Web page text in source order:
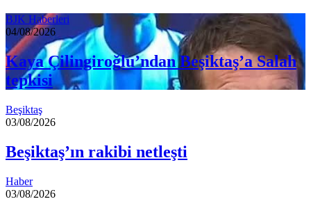
BJK Haberleri
04/08/2026
Kaya Çilingiroğlu’ndan Beşiktaş’a Salah
tepkisi
Beşiktaş
03/08/2026
Beşiktaş’ın rakibi netleşti
Haber
03/08/2026